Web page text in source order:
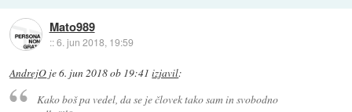
Mato989
::6. jun 2018, 19:59
AndrejO je6. jun 2018 ob 19:41 izjavil:
Kako boš pa vedel, da se je človek tako sam in svobodno